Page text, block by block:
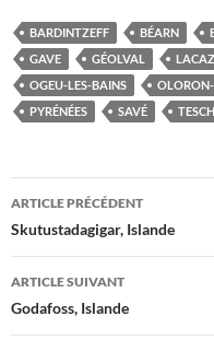
BARDINTZEFF BÉARN
GAVE
GÉOLVAL
OGEU-LES-BAINS
PYRÉNÉES
SAVÉ
Navigation
des
articles
ARTICLE PRÉCÉDENT
Skutustadagigar, Islande
ARTICLE SUIVANT
Godafoss, Islande